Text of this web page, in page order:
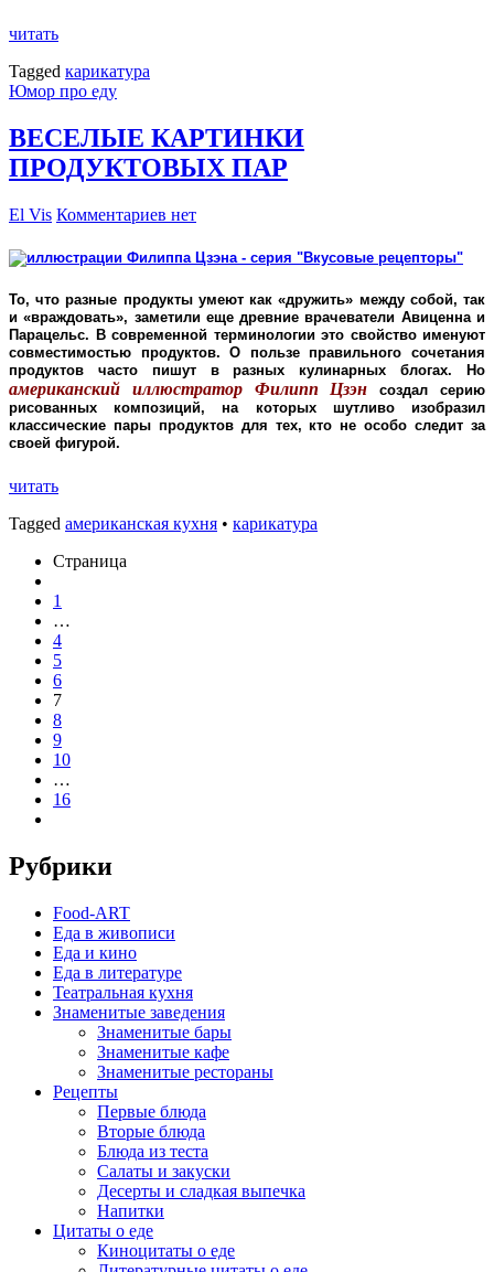
читать
Tagged карикатура
Юмор про еду
ВЕСЕЛЫЕ КАРТИНКИ
ПРОДУКТОВЫХ ПАР
El Vis Комментариев нет
То, что разные продукты умеют как «дружить» между собой, так
и «враждовать», заметили еще древние врачеватели Авиценна и
Парацельс. В современной терминологии это свойство именуют
совместимостью продуктов. О пользе правильного сочетания
продуктов часто пишут в разных кулинарных блогах. Но
американский иллюстратор Филипп Цзэн создал серию
рисованных композиций, на которых шутливо изобразил
классические пары продуктов для тех, кто не особо следит за
своей фигурой.
читать
Tagged американская кухня • карикатура
Страница
1
…
4
5
6
7
8
9
10
…
16
Рубрики
Food-ART
Еда в живописи
Еда и кино
Еда в литературе
Театральная кухня
Знаменитые заведения
Знаменитые бары
Знаменитые кафе
Знаменитые рестораны
Рецепты
Первые блюда
Вторые блюда
Блюда из теста
Салаты и закуски
Десерты и сладкая выпечка
Напитки
Цитаты о еде
Киноцитаты о еде